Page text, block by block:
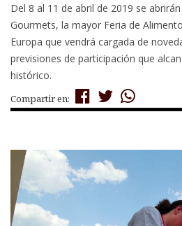
Del 8 al 11 de abril de 2019 se
Gourmets, la mayor Feria de
Europa que vendrá cargada de
previsiones de participación que
histórico.
Compartir en: